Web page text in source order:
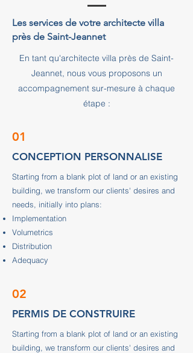
Les services de votre architecte villa
près de Saint-Jeannet
En tant qu'architecte villa près de Saint-
Jeannet, nous vous proposons un
accompagnement sur-mesure à chaque
étape :
01
CONCEPTION PERSONNALISE
Starting from a blank plot of land or an existing
building, we transform our clients' desires and
needs, initially into plans:
Implementation
Volumetrics
Distribution
Adequacy
02
PERMIS DE CONSTRUIRE
Starting from a blank plot of land or an existing
building, we transform our clients' desires and